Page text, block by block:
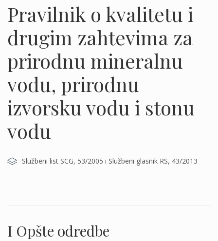
Pravilnik o kvalitetu i
drugim zahtevima za
prirodnu mineralnu
vodu, prirodnu
izvorsku vodu i stonu
vodu
Službeni list SCG, 53/2005 i Službeni glasnik RS, 43/2013
I Opšte odredbe